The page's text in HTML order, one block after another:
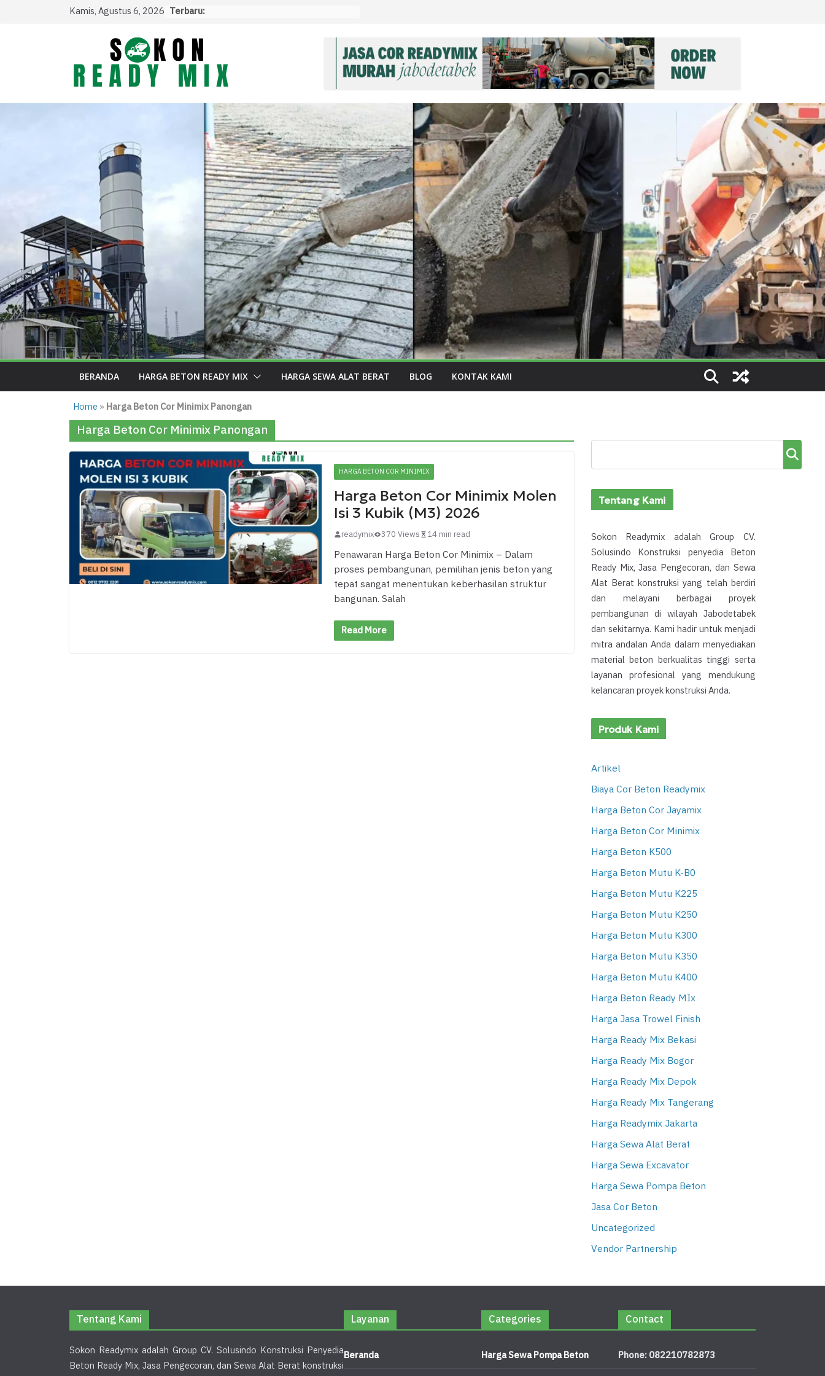
Kamis, Agustus 6, 2026 Terbaru:
BERANDA HARGA BETON READY MIX HARGA SEWA ALAT BERAT BLOG KONTAK KAMI
Home » Harga Beton Cor Minimix Panongan
Harga Beton Cor Minimix Panongan
HARGA BETON COR MINIMIX
Harga Beton Cor Minimix Molen
Isi 3 Kubik (M3) 2026
readymix 370 Views 14 min read
Penawaran Harga Beton Cor Minimix – Dalam
proses pembangunan, pemilihan jenis beton yang
tepat sangat menentukan keberhasilan struktur
bangunan. Salah
Read More
Cari
Tentang Kami
Sokon Readymix adalah Group CV.
Solusindo Konstruksi penyedia Beton
Ready Mix, Jasa Pengecoran, dan Sewa
Alat Berat konstruksi yang telah berdiri
dan melayani berbagai proyek
pembangunan di wilayah Jabodetabek
dan sekitarnya. Kami hadir untuk menjadi
mitra andalan Anda dalam menyediakan
material beton berkualitas tinggi serta
layanan profesional yang mendukung
kelancaran proyek konstruksi Anda.
Produk Kami
Artikel
Biaya Cor Beton Readymix
Harga Beton Cor Jayamix
Harga Beton Cor Minimix
Harga Beton K500
Harga Beton Mutu K-B0
Harga Beton Mutu K225
Harga Beton Mutu K250
Harga Beton Mutu K300
Harga Beton Mutu K350
Harga Beton Mutu K400
Harga Beton Ready MIx
Harga Jasa Trowel Finish
Harga Ready Mix Bekasi
Harga Ready Mix Bogor
Harga Ready Mix Depok
Harga Ready Mix Tangerang
Harga Readymix Jakarta
Harga Sewa Alat Berat
Harga Sewa Excavator
Harga Sewa Pompa Beton
Jasa Cor Beton
Uncategorized
Vendor Partnership
Tentang Kami
Sokon Readymix adalah Group CV. Solusindo Konstruksi Penyedia
Beton Ready Mix, Jasa Pengecoran, dan Sewa Alat Berat konstruksi
Layanan
Beranda
Categories
Harga Sewa Pompa Beton
Contact
Phone: 082210782873